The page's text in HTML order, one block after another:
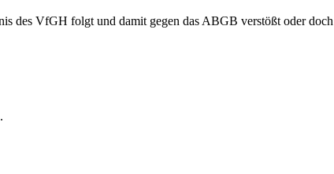
des VfGH folgt und damit gegen das ABGB verstößt oder